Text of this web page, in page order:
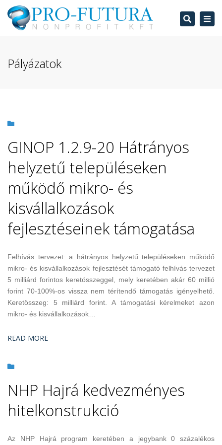
Search
Pályázatok
GINOP 1.2.9-20 Hátrányos
helyzetű településeken
működő mikro- és
kisvállalkozások
fejlesztéseinek támogatása
Felhívás tervezet: a hátrányos helyzetű településeken működő
mikro- és kisvállalkozások fejlesztését támogató felhívás tervezet
5 milliárd forintos keretösszeggel, mely keretében akár 60 millió
forint 70-100%-os vissza nem térítendő támogatás igényelhető.
Keretösszeg: 5 milliárd forint. A támogatási kérelmeket azon
mikro- és kisvállalkozások…
READ MORE
NHP Hajrá kedvezményes
hitelkonstrukció
Az NHP Hajrá program keretében a jegybank 0 százalékos